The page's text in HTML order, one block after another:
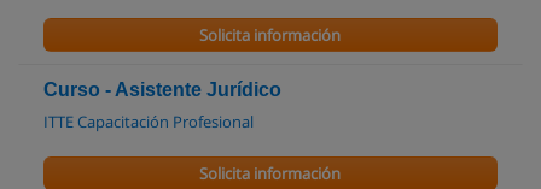
Solicita información
Curso - Asistente Jurídico
ITTE Capacitación Profesional
Solicita información